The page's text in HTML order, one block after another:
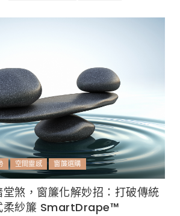
空間靈感 窗簾選購
煞，窗簾化解妙招：打破傳統
柔紗簾 SmartDrape™